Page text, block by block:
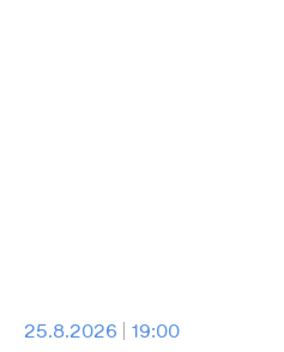
25.8.2026 19:00